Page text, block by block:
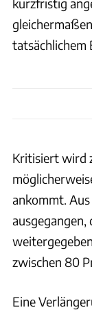
tatsächlichem
Kritisiert wird
ankommt.
ausgegangen,
zwischen 80
Eine